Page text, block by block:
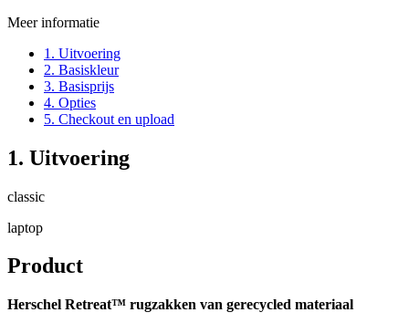
Meer informatie
1. Uitvoering
2. Basiskleur
3. Basisprijs
4. Opties
5. Checkout en upload
1. Uitvoering
classic
laptop
Product
Herschel Retreat™ rugzakken van gerecycled materiaal